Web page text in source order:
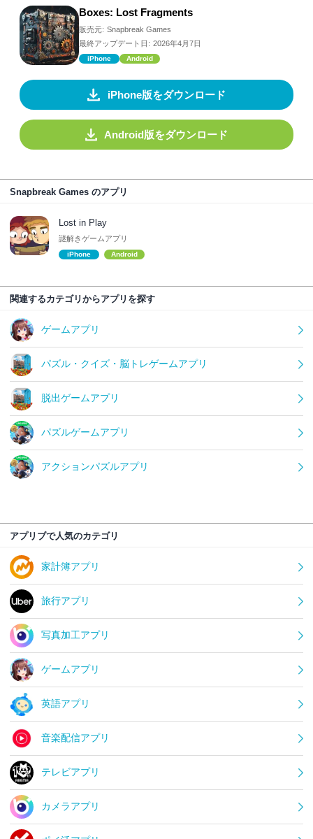
Boxes: Lost Fragments
販売元: Snapbreak Games
最終アップデート日: 2026年4月7日
iPhone Android
iPhone版をダウンロード
Android版をダウンロード
Snapbreak Games のアプリ
Lost in Play
謎解きゲームアプリ
iPhone Android
関連するカテゴリからアプリを探す
ゲームアプリ
パズル・クイズ・脳トレゲームアプリ
脱出ゲームアプリ
パズルゲームアプリ
アクションパズルアプリ
アプリブで人気のカテゴリ
家計簿アプリ
旅行アプリ
写真加工アプリ
ゲームアプリ
英語アプリ
音楽配信アプリ
テレビアプリ
カメラアプリ